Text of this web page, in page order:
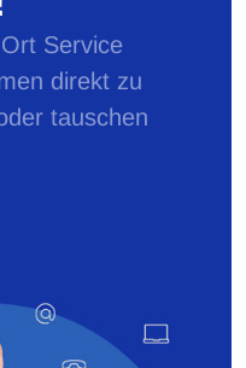
Service
direkt zu
tauschen